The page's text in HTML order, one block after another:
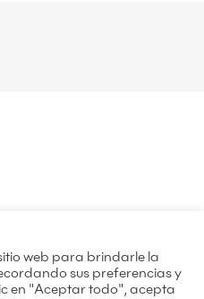
web para brindarle la
sus preferencias y
en "Aceptar todo", acepta